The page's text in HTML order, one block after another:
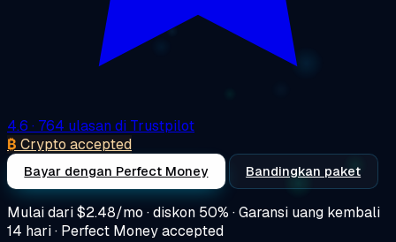
4.6 · 764 ulasan di Trustpilot
₿ Crypto accepted
Bayar dengan Perfect Money Bandingkan paket
Mulai dari$2.48/mo · diskon 50% · Garansi uang kembali
14 hari · Perfect Money accepted